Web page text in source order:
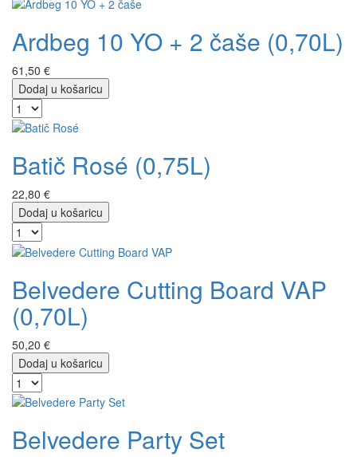
Ardbeg 10 YO + 2 čaše (0,70L)
61,50 €
Dodaj u košaricu
Batič Rosé (0,75L)
22,80 €
Dodaj u košaricu
Belvedere Cutting Board VAP
(0,70L)
50,20 €
Dodaj u košaricu
Belvedere Party Set